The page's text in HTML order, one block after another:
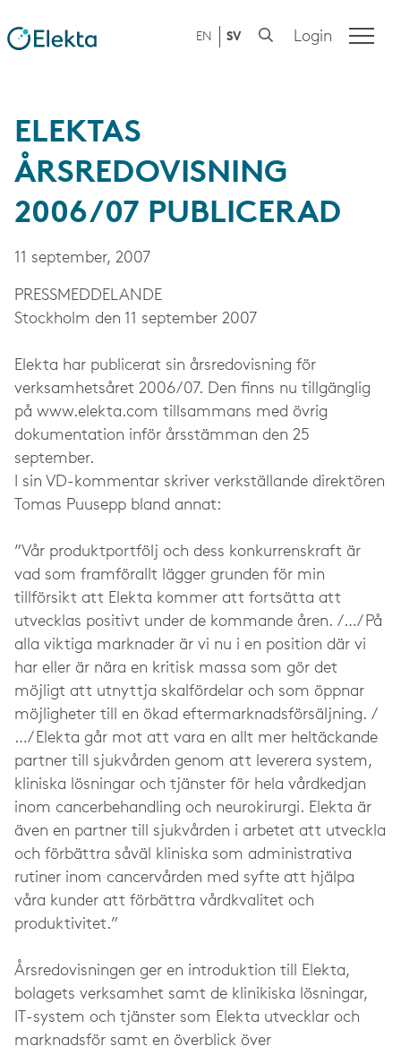
EN SV Login
ELEKTAS
ÅRSREDOVISNING
2006/07 PUBLICERAD
11 september, 2007
PRESS­MEDDELANDE
Stockholm den 11 september 2007
Elekta har publicerat sin årsredovisning för
verksamhetsåret 2006/07. Den finns nu tillgänglig
på www.elekta.com tillsammans med övrig
dokumentation inför årsstämman den 25
september.
I sin VD-kommentar skriver verkställande direktören
Tomas Puusepp bland annat:
”Vår produktportfölj och dess konkurrenskraft är
vad som framförallt lägger grunden för min
tillförsikt att Elekta kommer att fortsätta att
utvecklas positivt under de kommande åren. /…/ På
alla viktiga marknader är vi nu i en position där vi
har eller är nära en kritisk massa som gör det
möjligt att utnyttja skalfördelar och som öppnar
möjligheter till en ökad eftermarknadsförsäljning. /
…/ Elekta går mot att vara en allt mer heltäckande
partner till sjukvården genom att leverera system,
kliniska lösningar och tjänster för hela vårdkedjan
inom cancerbehandling och neurokirurgi. Elekta är
även en partner till sjukvården i arbetet att utveckla
och förbättra såväl kliniska som administrativa
rutiner inom cancervården med syfte att hjälpa
våra kunder att förbättra vårdkvalitet och
produktivitet.”
Årsredovisningen ger en introduktion till Elekta,
bolagets verksamhet samt de klinikiska lösningar,
IT-system och tjänster som Elekta utvecklar och
marknadsför samt en överblick över